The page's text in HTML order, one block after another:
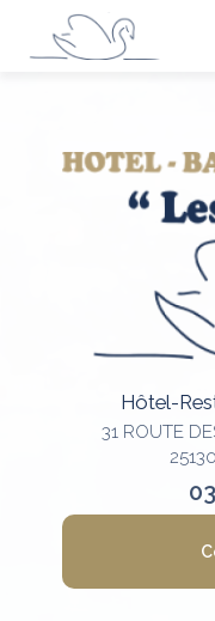
contenu
Hôtel-
31 ROUTE